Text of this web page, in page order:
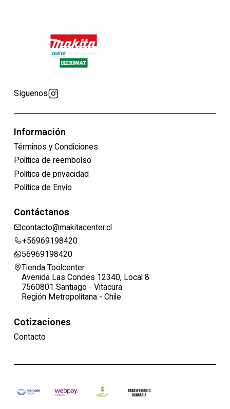
Síguenos
Información
Términos y Condiciones
Política de reembolso
Política de privacidad
Política de Envío
Contáctanos
contacto@makitacenter.cl
+56969198420
56969198420
Tienda Toolcenter
Avenida Las Condes 12340, Local 8
7560801 Santiago - Vitacura
Región Metropolitana - Chile
Cotizaciones
Contacto